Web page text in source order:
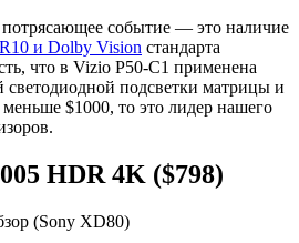
событие — это наличие
и Dolby Vision стандарта
что в Vizio P50-C1 применена
светодиодной подсветки матрицы и
меньше $1000, то это лидер нашего
HDR 4K ($798)